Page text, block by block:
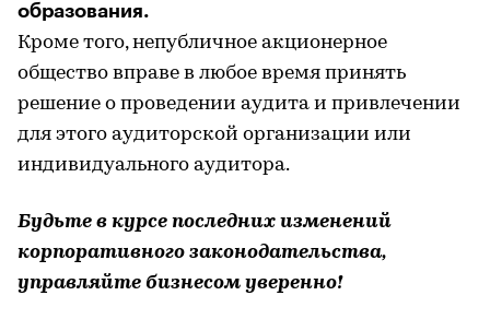
образования.
Кроме того, непубличное акционерное
общество вправе в любое время принять
решение о проведении аудита и привлечении
для этого аудиторской организации или
индивидуального аудитора.
Будьте в курсе последних изменений
корпоративного законодательства,
управляйте бизнесом уверенно!